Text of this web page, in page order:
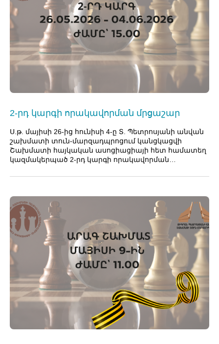
2-րդ կարգի որակավորման մրցաշար
Ս.թ. մայիսի 26-ից հունիսի 4-ը Տ. Պետրոսյանի անվան
շախմատի տուն-մարզադպրոցում կանցկացվի
Շախմատի հայկական ասոցիացիայի հետ համատեղ
կազմակերպած 2-րդ կարգի որակավորման…